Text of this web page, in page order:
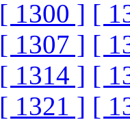
[ 1300 ] [
[ 1307 ] [
[ 1314 ] [
[ 1321 ] [